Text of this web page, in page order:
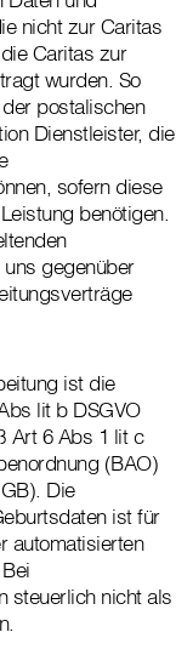
nicht zur Caritas
Caritas zur
wurden. So
postalischen
Dienstleister, die
sofern diese
benötigen.
gegenüber
ist die
lit b DSGVO
Art 6 Abs 1 lit c
(BAO)
Die
ist für
automatisierten
steuerlich nicht als